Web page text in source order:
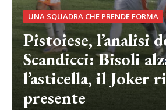
UNA SQUADRA CHE PRENDE FORMA
Pistoiese, l’analisi
Scandicci: Bisoli
l’asticella, il Joker
presente